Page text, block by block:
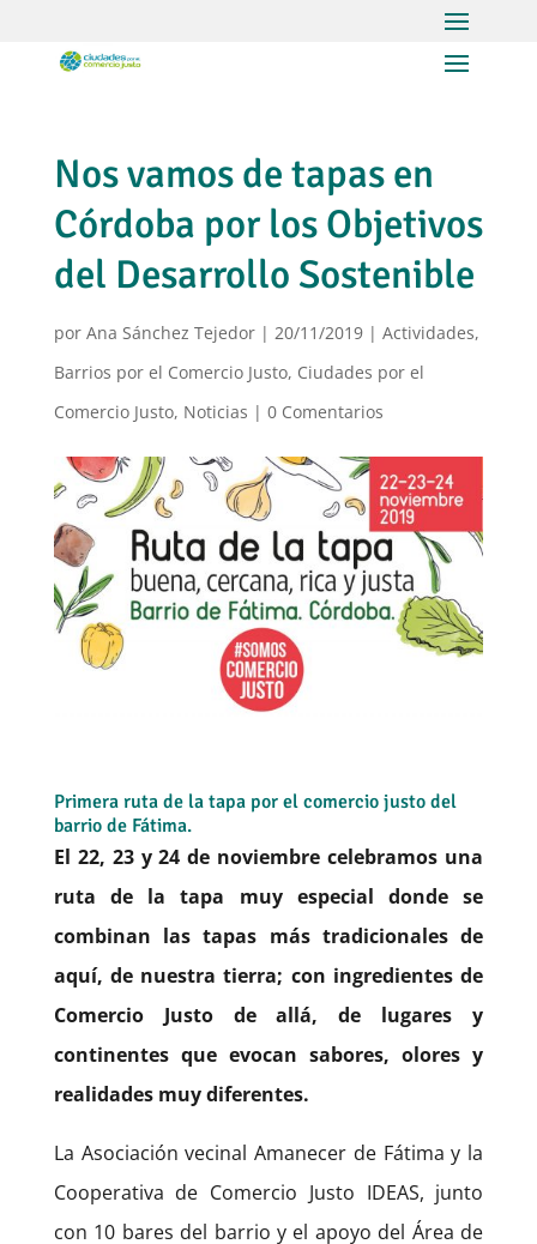
Nos vamos de tapas en
Córdoba por los Objetivos
del Desarrollo Sostenible
por Ana Sánchez Tejedor| 20/11/2019 | Actividades,
Barrios por el Comercio Justo, Ciudades por el
Comercio Justo, Noticias | 0 Comentarios
Primera ruta de la tapa por el comercio justo del
barrio de Fátima.
El 22, 23 y 24 de noviembre celebramos una
ruta de la tapa muy especial donde se
combinan las tapas más tradicionales de
aquí, de nuestra tierra; con ingredientes de
Comercio Justo de allá, de lugares y
continentes que evocan sabores, olores y
realidades muy diferentes.
La Asociación vecinal Amanecer de Fátima y la
Cooperativa de Comercio Justo IDEAS, junto
con 10 bares del barrio y el apoyo del Área de